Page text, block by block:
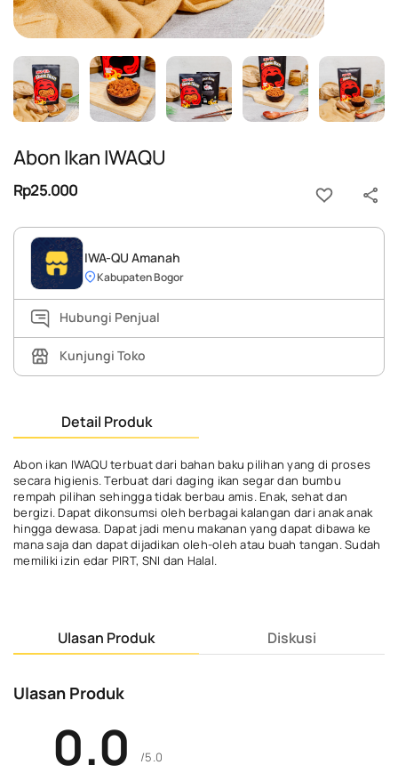
Abon Ikan IWAQU
Rp25.000
IWA-QU Amanah
Kabupaten Bogor
Hubungi Penjual
Kunjungi Toko
Detail Produk
Abon ikan IWAQU terbuat dari bahan baku pilihan yang di proses
secara higienis. Terbuat dari daging ikan segar dan bumbu
rempah pilihan sehingga tidak berbau amis. Enak, sehat dan
bergizi. Dapat dikonsumsi oleh berbagai kalangan dari anak anak
hingga dewasa. Dapat jadi menu makanan yang dapat dibawa ke
mana saja dan dapat dijadikan oleh-oleh atau buah tangan. Sudah
memiliki izin edar PIRT, SNI dan Halal.
Ulasan Produk Diskusi
Ulasan Produk
0.0 /5.0